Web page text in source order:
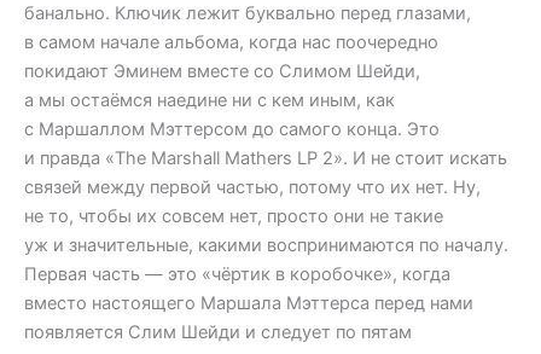
банально. Ключик лежит буквально перед глазами,
в самом начале альбома, когда нас поочередно
покидают Эминем вместе со Слимом Шейди,
а мы остаёмся наедине ни с кем иным, как
с Маршаллом Мэттерсом до самого конца. Это
и правда «The Marshall Mathers LP 2». И не стоит искать
связей между первой частью, потому что их нет. Ну,
не то, чтобы их совсем нет, просто они не такие
уж и значительные, какими воспринимаются по началу.
Первая часть — это «чёртик в коробочке», когда
вместо настоящего Маршала Мэттерса перед нами
появляется Слим Шейди и следует по пятам